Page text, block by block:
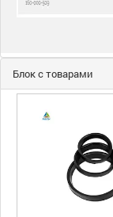
Блок с товарами